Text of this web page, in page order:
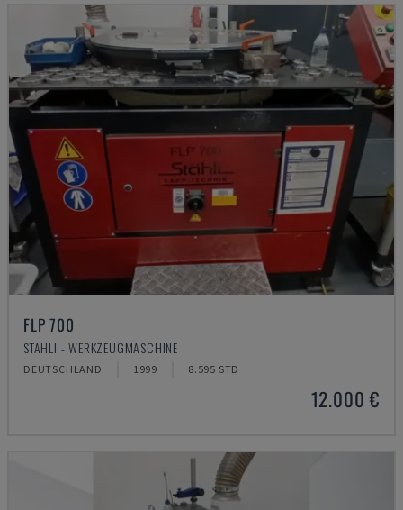
FLP 700
STAHLI - WERKZEUGMASCHINE
DEUTSCHLAND 1999 8.595 STD
12.000 €